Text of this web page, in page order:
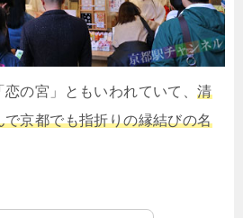
の宮」ともいわれていて、清
京都でも指折りの縁結びの名